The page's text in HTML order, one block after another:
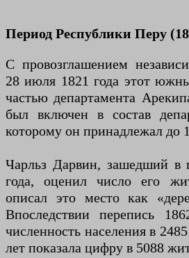
Период Республики Перу
С провозглашением
28 июля 1821 года этот
частью департамента
был включен в состав
которому он принадлежал до
Чарльз Дарвин, зашедший в
года, оценил число его
описал это место как
Впоследствии перепись
численность населения в
лет показала цифру в 5088